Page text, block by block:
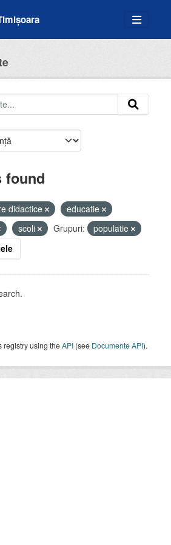
found
didactice
educatie
scoli Grupuri:
populatie
registry using theAPI (see Documente API).